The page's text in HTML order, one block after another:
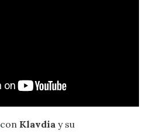
con Klavdia y su